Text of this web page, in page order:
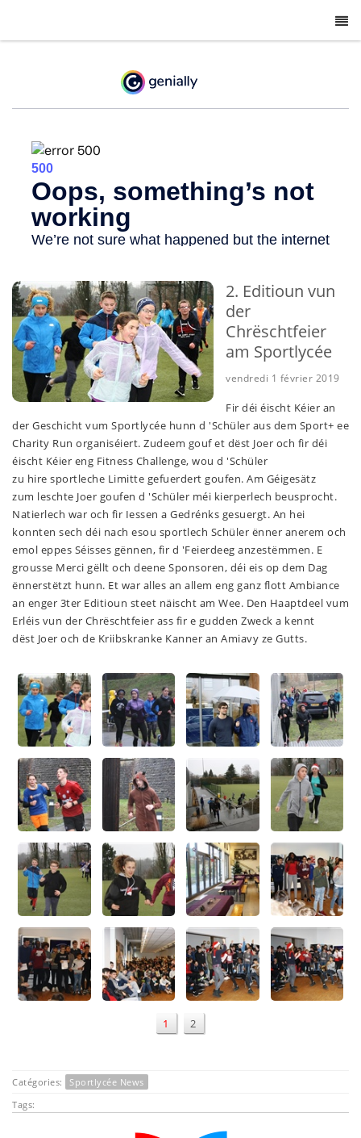
2. Editioun vun
der
Chrëschtfeier
am Sportlycée
vendredi 1 février 2019
Fir déi éischt Kéier an
der Geschicht vum Sportlycée hunn d 'Schüler aus dem Sport+ ee
Charity Run organiséiert. Zudeem gouf et dëst Joer och fir déi
éischt Kéier eng Fitness Challenge, wou d 'Schüler
zu hire sportleche Limitte gefuerdert goufen. Am Géigesätz
zum leschte Joer goufen d 'Schüler méi kierperlech beusprocht.
Natierlech war och fir Iessen a Gedrénks gesuergt. An hei
konnten sech déi nach esou sportlech Schüler ënner anerem och
emol eppes Séisses gënnen, fir d 'Feierdeeg anzestëmmen. E
grousse Merci gëllt och deene Sponsoren, déi eis op dem Dag
ënnerstëtzt hunn. Et war alles an allem eng ganz flott Ambiance
an enger 3ter Editioun steet näischt am Wee. Den Haaptdeel vum
Erléis vun der Chrëschtfeier ass fir e gudden Zweck a kennt
dëst Joer och de Kriibskranke Kanner an Amiavy ze Gutts.
1 2
Catégories:
Sportlycée News
Tags: